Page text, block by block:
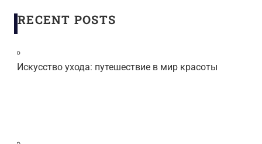
RECENT POSTS
Искусство ухода: путешествие в мир красоты